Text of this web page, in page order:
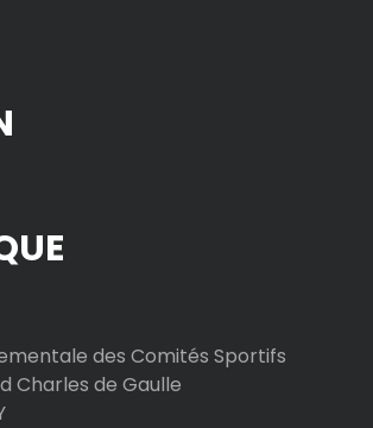
des Comités Sportifs
Charles de Gaulle